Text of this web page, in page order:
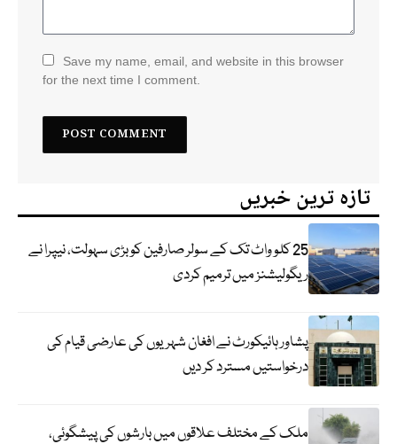
Save my name, email, and website in this browser
for the next time I comment.
تازہ ترین خبریں
25 کلو واٹ تک کے سولر صارفین کو بڑی سہولت، نیپرا نے
ریگولیشنز میں ترمیم کردی
پشاور ہائیکورٹ نے افغان شہریوں کی عارضی قیام کی
درخواستیں مسترد کر دیں
ملک کے مختلف علاقوں میں بارشوں کی پیشگوئی،